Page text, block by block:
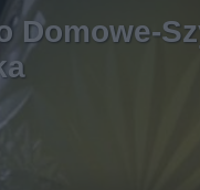
Domowe-